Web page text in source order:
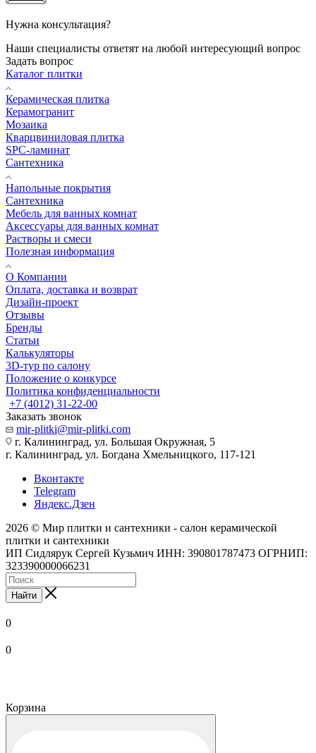
Нужна консультация?
Наши специалисты ответят на любой интересующий вопрос
Задать вопрос
Каталог плитки
Керамическая плитка
Керамогранит
Мозаика
Кварцвиниловая плитка
SPC-ламинат
Сантехника
Напольные покрытия
Сантехника
Мебель для ванных комнат
Аксессуары для ванных комнат
Растворы и смеси
Полезная информация
О Компании
Оплата, доставка и возврат
Дизайн-проект
Отзывы
Бренды
Статьи
Калькуляторы
3D-тур по салону
Положение о конкурсе
Политика конфиденциальности
+7 (4012) 31-22-00
Заказать звонок
mir-plitki@mir-plitki.com
г. Калининград, ул. Большая Окружная, 5
г. Калининград, ул. Богдана Хмельницкого, 117-121
Вконтакте
Telegram
Яндекс.Дзен
2026 © Мир плитки и сантехники - салон керамической
плитки и сантехники
ИП Сидлярук Сергей Кузьмич ИНН: 390801787473 ОГРНИП:
323390000066231
Найти
0
0
Корзина